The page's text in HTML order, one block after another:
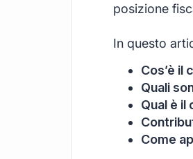
posizione
In questo
Cos’è il
Quali
Qual è
Come